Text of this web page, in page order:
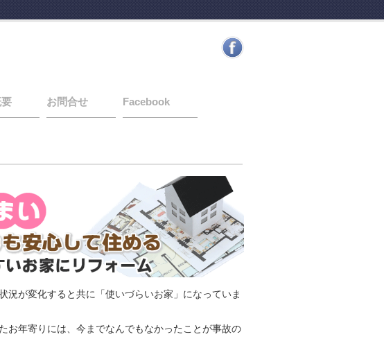
お問合せ Facebook
況が変化すると共に「使いづらいお家」になっていま
お年寄りには、今までなんでもなかったことが事故の